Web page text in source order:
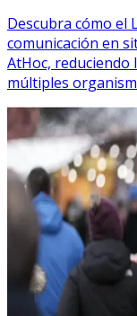
Descubra cómo el
comunicación en
AtHoc,
múltiples